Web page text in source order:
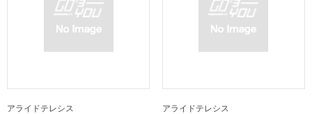
アライドテレシス アライドテレシス